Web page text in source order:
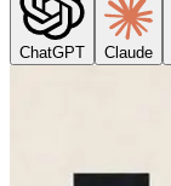
ChatGPT Claude